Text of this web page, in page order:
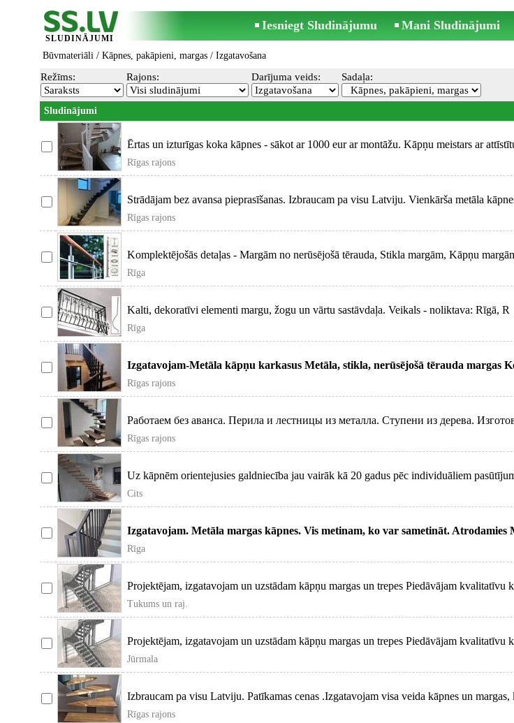
SLUDINĀJUMI
Iesniegt Sludinājumu Mani Sludinājumi
Būvmateriāli / Kāpnes, pakāpieni, margas / Izgatavošana
Režīms: Rajons: Darījuma veids: Sadaļa:
Sludinājumi
Ērtas un izturīgas koka kāpnes - sākot ar 1000 eur ar montāžu. Kāpņu meistars ar
Rīgas rajons
Strādājam bez avansa pieprasīšanas. Izbraucam pa visu Latviju. Vienkārša metāla
Rīgas rajons
Komplektējošās detaļas - Margām no nerūsējošā tērauda, Stikla margām, Kāpņu
Rīga
Kalti, dekoratīvi elementi margu, žogu un vārtu sastāvdaļa. Veikals - noliktava: Rīgā, R
Rīga
Izgatavojam-Metāla kāpņu karkasus Metāla, stikla, nerūsējošā tērauda margas
Rīgas rajons
Работаем без аванса. Перила и лестницы из металла. Ступени из дерева.
Rīgas rajons
Uz kāpnēm orientejusies galdniecība jau vairāk kā 20 gadus pēc individuāliem
Cits
Izgatavojam. Metāla margas kāpnes. Vis metinam, ko var sametināt. Atrodamies
Rīga
Projektējam, izgatavojam un uzstādam kāpņu margas un trepes Piedāvājam kvalitatīvu
Tukums un raj.
Projektējam, izgatavojam un uzstādam kāpņu margas un trepes Piedāvājam kvalitatīvu
Jūrmala
Izbraucam pa visu Latviju. Patīkamas cenas .Izgatavojam visa veida kāpnes un margas,
Rīgas rajons